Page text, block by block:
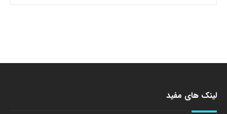
لینک های مفید